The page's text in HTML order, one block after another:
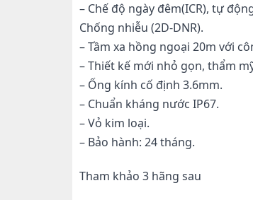
– Chế độ ngày đêm(ICR), tự
Chống nhiễu (2D-DNR).
– Tầm xa hồng ngoại 20m với
– Thiết kế mới nhỏ gọn, thẩm
– Ống kính cố định 3.6mm.
– Chuẩn kháng nước IP67.
– Vỏ kim loại.
– Bảo hành: 24 tháng.
Tham khảo 3 hãng sau